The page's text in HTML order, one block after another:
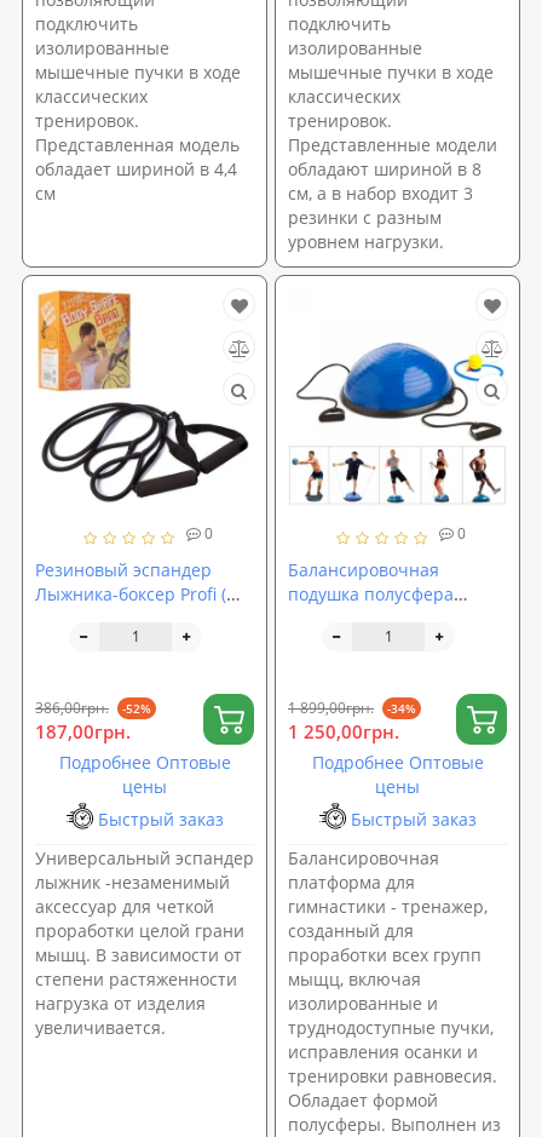
подключить
изолированные
мышечные пучки в ходе
классических
тренировок.
Представленная модель
обладает шириной в 4,4
см
подключить
изолированные
мышечные пучки в ходе
классических
тренировок.
Представленные модели
обладают шириной в 8
см, а в набор входит 3
резинки с разным
уровнем нагрузки.
0
Резиновый эспандер
Лыжника-боксер Profi (MS
386,00грн. -52%
187,00грн.
Подробнее Оптовые
цены
Быстрый заказ
Универсальный эспандер
лыжник -незаменимый
аксессуар для четкой
проработки целой грани
мышц. В зависимости от
степени растяженности
нагрузка от изделия
увеличивается.
0
Балансировочная
подушка полусфера
(гимнастики) OSPORT
1 899,00грн. -34%
1 250,00грн.
Подробнее Оптовые
цены
Быстрый заказ
Балансировочная
платформа для
гимнастики - тренажер,
созданный для
проработки всех групп
мыщц, включая
изолированные и
труднодоступные пучки,
исправления осанки и
тренировки равновесия.
Обладает формой
полусферы. Выполнен из